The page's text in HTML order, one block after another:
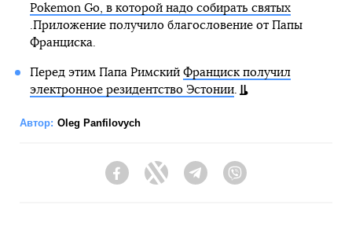
Pokemon Go, в которой надо собирать святых
.Приложение получило благословение от Папы
Франциска.
Перед этим Папа Римский Франциск получил
электронное резидентство Эстонии.
Автор: Oleg Panfilovych
FacebookTwitter Telegram